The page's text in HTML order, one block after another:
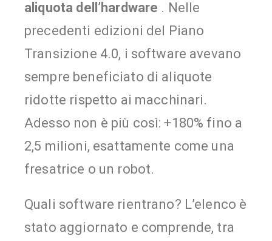
aliquota dell’hardware . Nelle
precedenti edizioni del Piano
Transizione 4.0, i software avevano
sempre beneficiato di aliquote
ridotte rispetto ai macchinari.
Adesso non è più così: +180% fino a
2,5 milioni, esattamente come una
fresatrice o un robot.
Quali software rientrano? L’elenco è
stato aggiornato e comprende, tra